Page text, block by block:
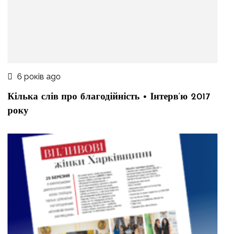
6 років ago
Кілька слів про благодійність • Інтерв’ю 2017
року